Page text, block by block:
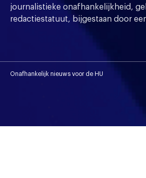
journalistieke onafhankelijkheid,
redactiestatuut, bijgestaan door
Onafhankelijk nieuws voor de HU